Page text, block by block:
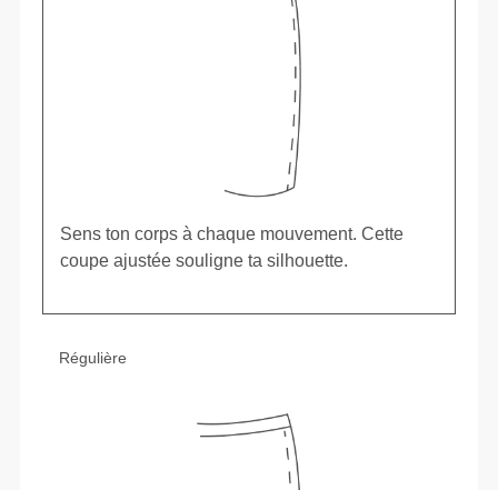
Sens ton corps à chaque mouvement. Cette
coupe ajustée souligne ta silhouette.
Régulière